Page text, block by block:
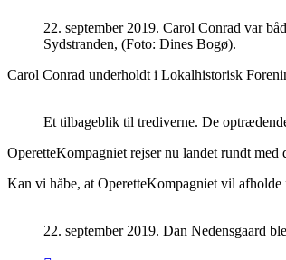
22. september 2019. Carol Conrad var
Sydstranden, (Foto: Dines Bogø).
Carol Conrad underholdt i Lokalhistorisk
Et tilbageblik til trediverne. De
OperetteKompagniet rejser nu landet rundt
Kan vi håbe, at OperetteKompagniet vil
22. september 2019. Dan Nedensgaard